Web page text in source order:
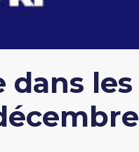
dans les